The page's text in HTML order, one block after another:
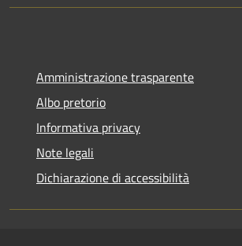
Amministrazione trasparente
Albo pretorio
Informativa privacy
Note legali
Dichiarazione di accessibilità